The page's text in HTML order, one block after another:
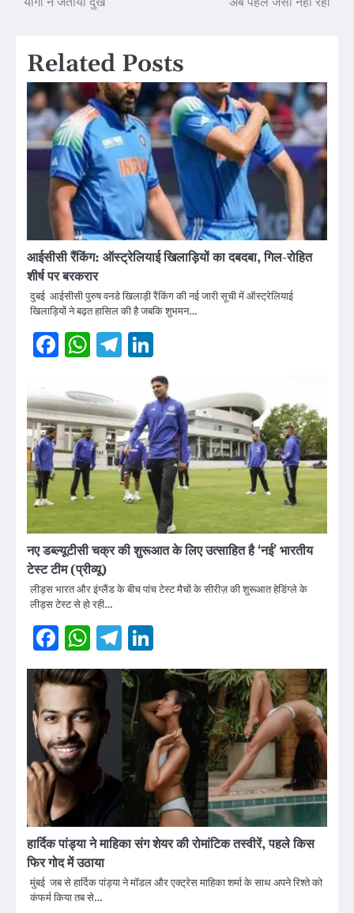
Related Posts
आईसीसी रैंकिंग: ऑस्ट्रेलियाई खिलाड़ियों का दबदबा, गिल-रोहित
शीर्ष पर बरकरार
दुबई आईसीसी पुरुष वनडे खिलाड़ी रैंकिंग की नई जारी सूची में ऑस्ट्रेलियाई
खिलाड़ियों ने बढ़त हासिल की है जबकि शुभमन…
Facebook
WhatsApp
Telegram
नए डब्ल्यूटीसी चक्र की शुरूआत के लिए उत्साहित है ‘नई’ भारतीय
टेस्ट टीम (प्रीव्यू)
लीड्स भारत और इंग्लैंड के बीच पांच टेस्ट मैचों के सीरीज़ की शुरूआत हेडिंग्ले के
लीड्स टेस्ट से हो रही…
Facebook
WhatsApp
Telegram
हार्दिक पांड्या ने माहिका संग शेयर की रोमांटिक तस्वीरें, पहले किस
फिर गोद में उठाया
मुंबई जब से हार्दिक पांड्या ने मॉडल और एक्ट्रेस माहिका शर्मा के साथ अपने रिश्ते को
कंफर्म किया तब से…